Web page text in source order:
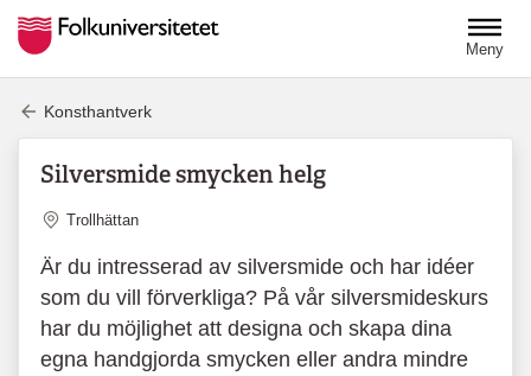
Meny
Konsthantverk
Silversmide smycken helg
Plats
Trollhättan
Är du intresserad av silversmide och har idéer
som du vill förverkliga? På vår silversmideskurs
har du möjlighet att designa och skapa dina
egna handgjorda smycken eller andra mindre